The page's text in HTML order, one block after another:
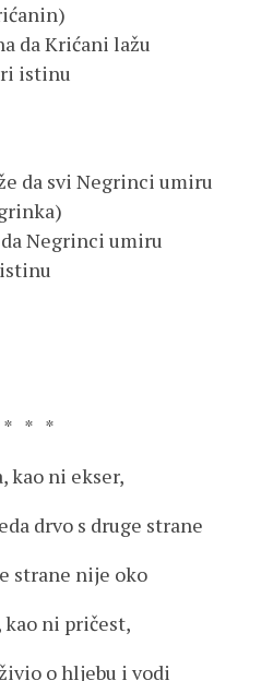
da Krićani lažu
istinu
da svi Negrinci umiru
Negrinci umiru
* * *
kao ni ekser,
drvo s druge strane
strane nije oko
kao ni pričest,
o hljebu i vodi